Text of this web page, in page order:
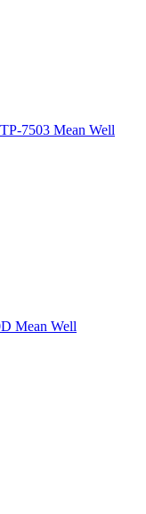
7503 Mean Well
Mean Well